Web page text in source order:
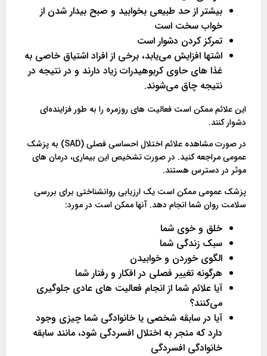
بیشتر از حد طبیعی بخوابید و صبح بیدار شدن از
خواب سخت است
تمرکز کردن دشوار است
اشتها افزایش می‌یابد، برخی از افراد اشتیاق خاصی به
غذا های حاوی کربوهیدرات زیاد دارند و در نتیجه در
نتیجه چاق می‌شوند.
این علائم ممکن است فعالیت های روزمره را به طور فزاینده‌ای
دشوار کنند.
در صورت مشاهده علائم اختلال احساسی فصلی (SAD) به پزشک
عمومی مراجعه کنید. در صورت تشخیص این بیماری، درمان های
موثر در دسترس هستند.
پزشک عمومی ممکن است یک ارزیابی روانشناختی برای بررسی
سلامت روان شما انجام دهد. آنها ممکن است در مورد:
خلق و خوی شما
سبک زندگی شما
الگوی خوردن و خوابیدن
هرگونه تغییر فصلی در افکار و رفتار شما
آیا علائم شما از انجام فعالیت های عادی جلوگیری
می‌کنند؟
آیا در سابقه شخصی یا خانوادگی شما چیزی وجود
دارد که منجر به اختلال افسردگی شود، مانند سابقه
خانوادگی افسردگی